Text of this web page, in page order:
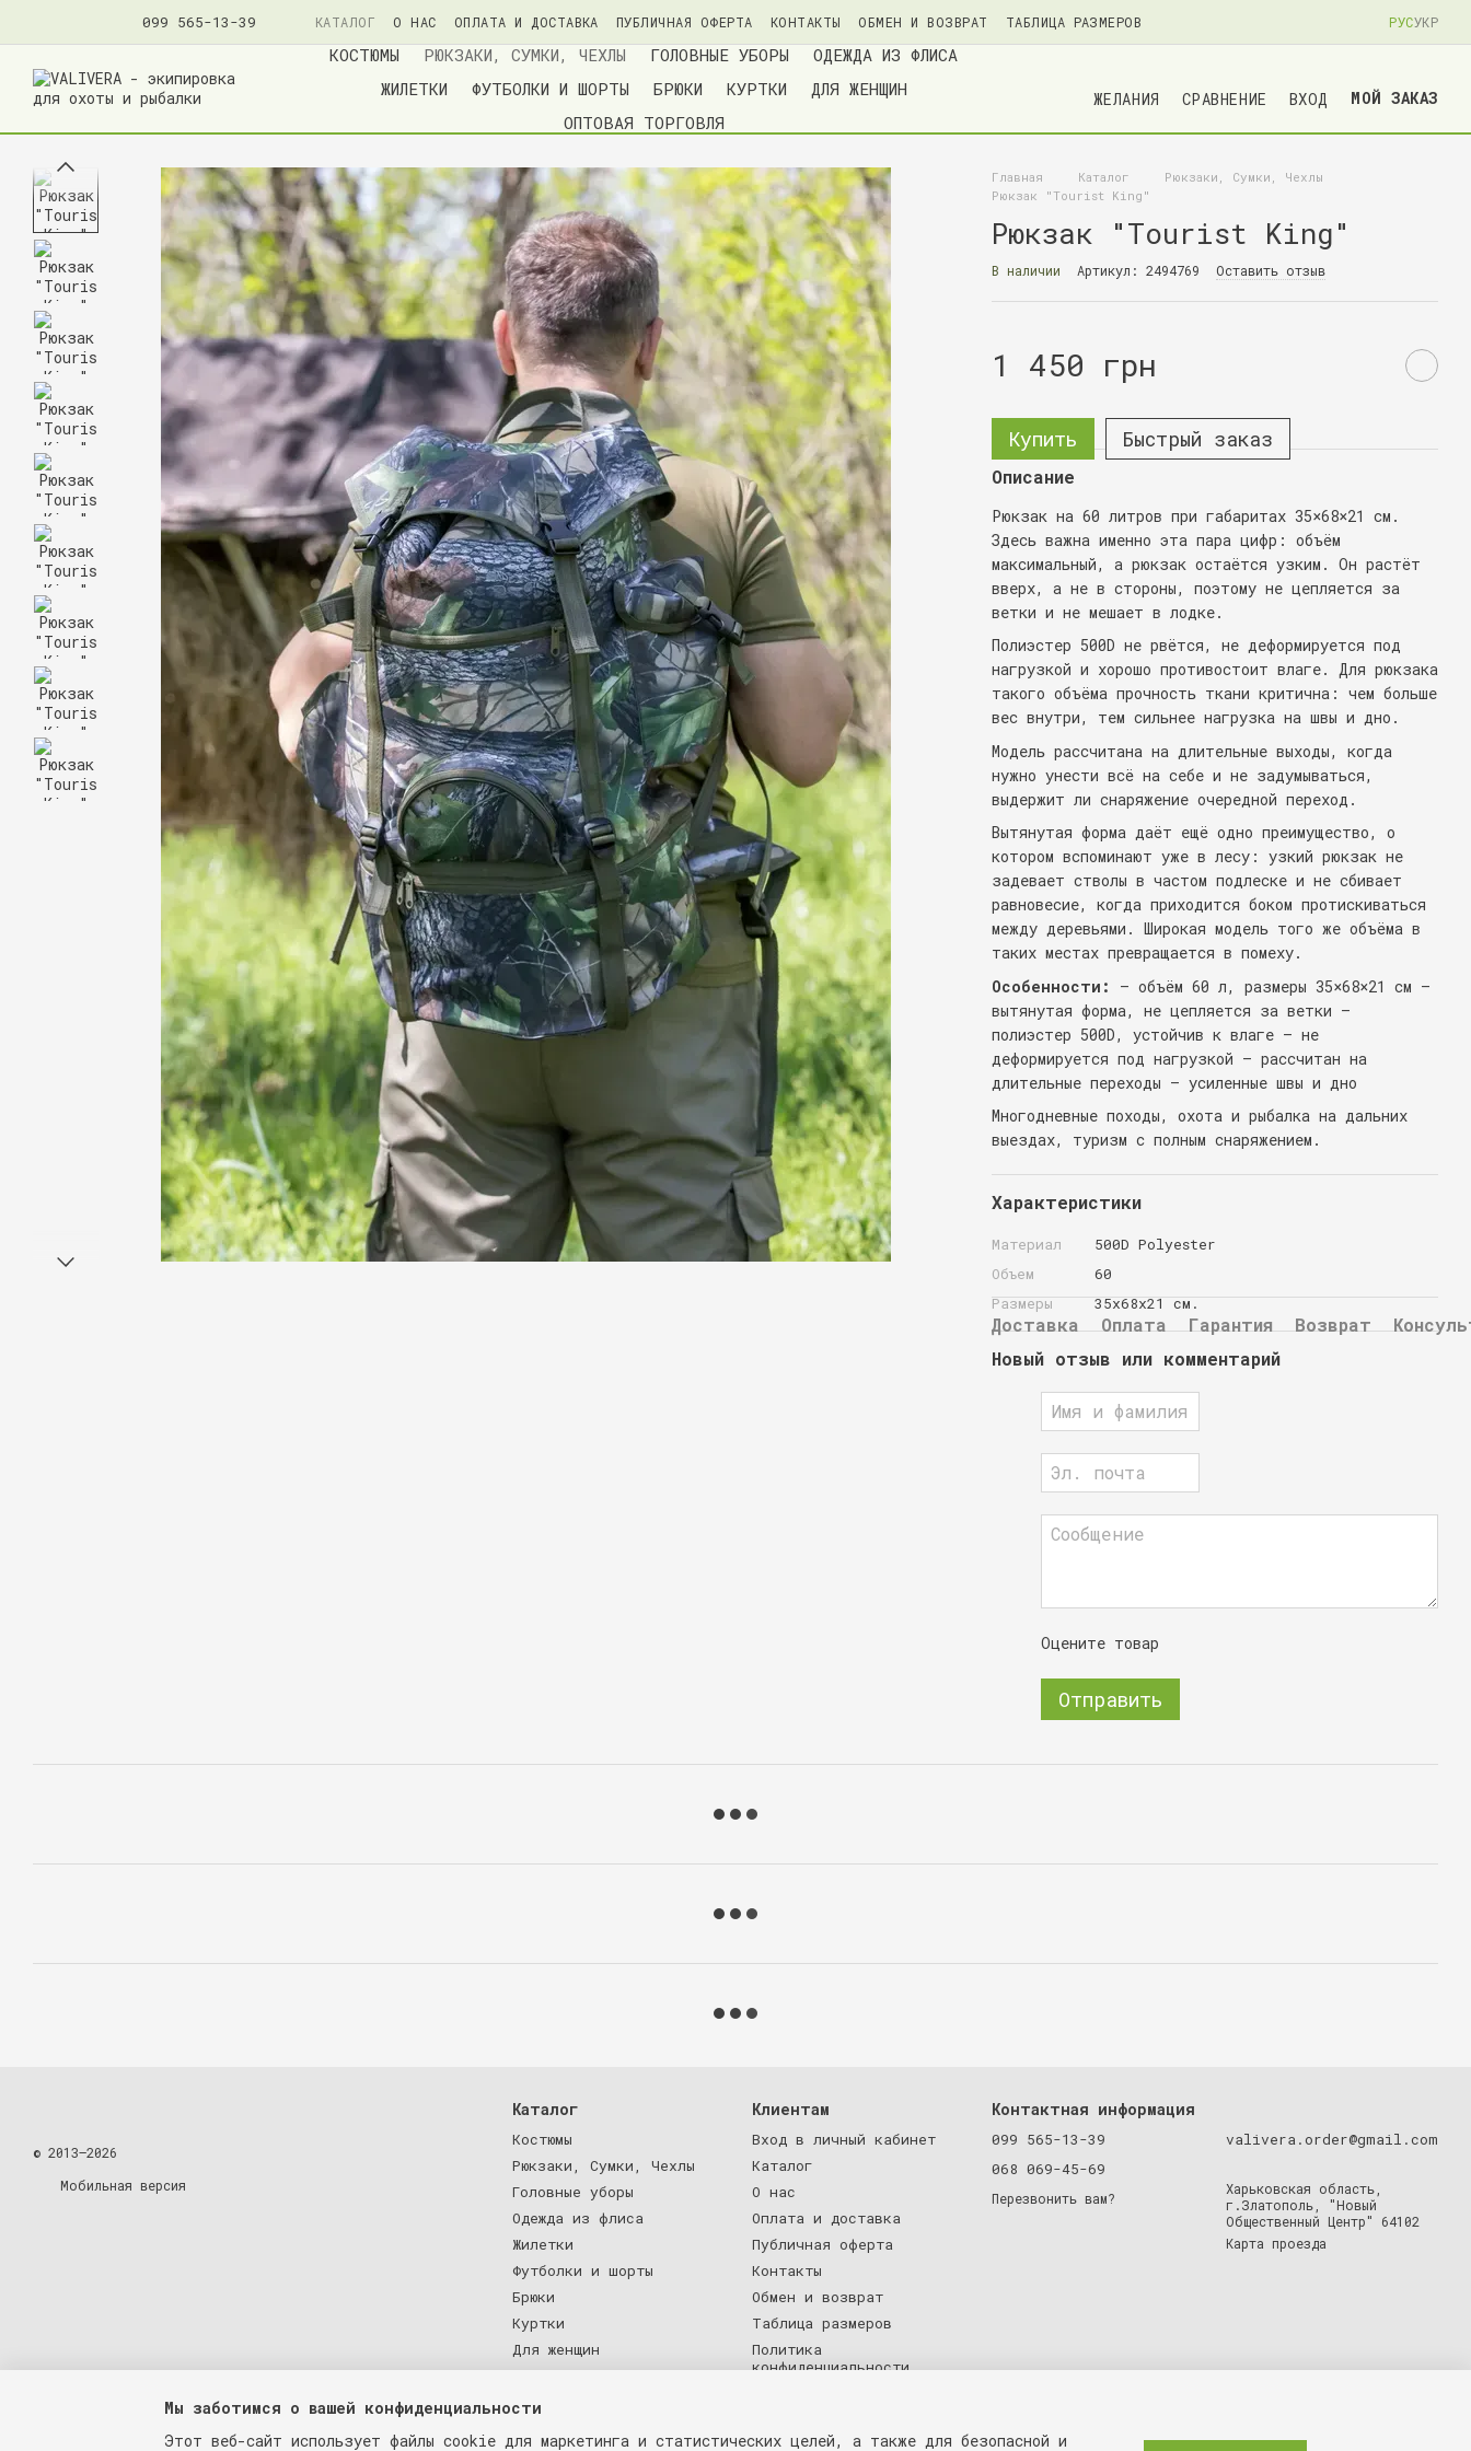
099 565-13-39 КАТАЛОГ О НАС ОПЛАТА И ДОСТАВКА ПУБЛИЧНАЯ ОФЕРТА КОНТАКТЫ ОБМЕН И ВОЗВРАТ
ТАБЛИЦА РАЗМЕРОВ
ПОЛИТИКА КОНФИДЕНЦИАЛЬНОСТИ
БЛОГ
РУСУКР
КОСТЮМЫ РЮКЗАКИ, СУМКИ, ЧЕХЛЫ ГОЛОВНЫЕ УБОРЫ
ОДЕЖДА ИЗ ФЛИСА
ЖИЛЕТКИ
ФУТБОЛКИ И ШОРТЫ БРЮКИ КУРТКИ
ДЛЯ ЖЕНЩИН
ОПТОВАЯ ТОРГОВЛЯ
ЖЕЛАНИЯ СРАВНЕНИЕ ВХОД МОЙ ЗАКАЗ
Главная Каталог
Рюкзаки, Сумки, Чехлы
Рюкзак "Tourist King"
Рюкзак "Tourist King"
В наличии Артикул: 2494769 Оставить отзыв
1 450 грн
Купить Быстрый заказ
Описание
Рюкзак на 60 литров при габаритах 35×68×21 см.
Здесь важна именно эта пара цифр: объём
максимальный, а рюкзак остаётся узким. Он растёт
вверх, а не в стороны, поэтому не цепляется за
ветки и не мешает в лодке.
Полиэстер 500D не рвётся, не деформируется под
нагрузкой и хорошо противостоит влаге. Для рюкзака
такого объёма прочность ткани критична: чем больше
вес внутри, тем сильнее нагрузка на швы и дно.
Модель рассчитана на длительные выходы, когда
нужно унести всё на себе и не задумываться,
выдержит ли снаряжение очередной переход.
Вытянутая форма даёт ещё одно преимущество, о
котором вспоминают уже в лесу: узкий рюкзак не
задевает стволы в частом подлеске и не сбивает
равновесие, когда приходится боком протискиваться
между деревьями. Широкая модель того же объёма в
таких местах превращается в помеху.
Особенности:
— объём 60 л, размеры 35×68×21 см —
вытянутая форма, не цепляется за ветки —
полиэстер 500D, устойчив к влаге — не
деформируется под нагрузкой — рассчитан на
длительные переходы — усиленные швы и дно
Многодневные походы, охота и рыбалка на дальних
выездах, туризм с полным снаряжением.
Характеристики
Материал
500D Polyester
Объем
60
Размеры
35х68х21 см.
Доставка Оплата Гарантия Возврат
Новый отзыв или комментарий
Оцените товар
Отправить
© 2013—2026
Мобильная версия
Каталог
Костюмы
Рюкзаки, Сумки, Чехлы
Головные уборы
Одежда из флиса
Жилетки
Футболки и шорты
Брюки
Куртки
Для женщин
Оптовая Торговля
Клиентам
Вход в личный кабинет
Каталог
О нас
Оплата и доставка
Публичная оферта
Контакты
Обмен и возврат
Таблица размеров
Политика
конфиденциальности
Мы в соцсетях
Контактная информация
099 565-13-39
068 069-45-69
Перезвонить вам?
valivera.order@gmail.com
Харьковская область,
г.Златополь, "Новый
Общественный Центр" 64102
Карта проезда
Мы заботимся о вашей конфиденциальности
Этот веб-сайт использует файлы cookie для маркетинга и статистических целей, а также для безопасной и